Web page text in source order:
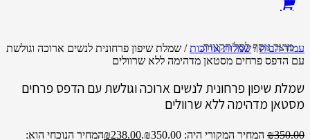
מוצרנוסף לסל הקניות.עמוד הבית/שמלות ארוכות/ שמלת שיפון פרחונית לנשים ארוכה וגולשת
עם הדפס פרחים מסטאן מדהימה ללא שרוולים
שמלת שיפון פרחונית לנשים ארוכה וגולשת עם הדפס פרחים
מסטאן מדהימה ללא שרוולים
₪350.00 המחיר המקורי היה: ₪350.00. ₪238.00
המחיר הנוכחי הוא: